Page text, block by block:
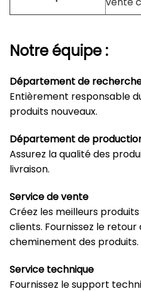
Notre équipe :
Département de
Entièrement responsable
produits nouveaux.
Département de
Assurez la qualité des
livraison.
Service de vente
Créez les meilleurs
clients. Fournissez le
cheminement des produits.
Service technique
Fournissez le support